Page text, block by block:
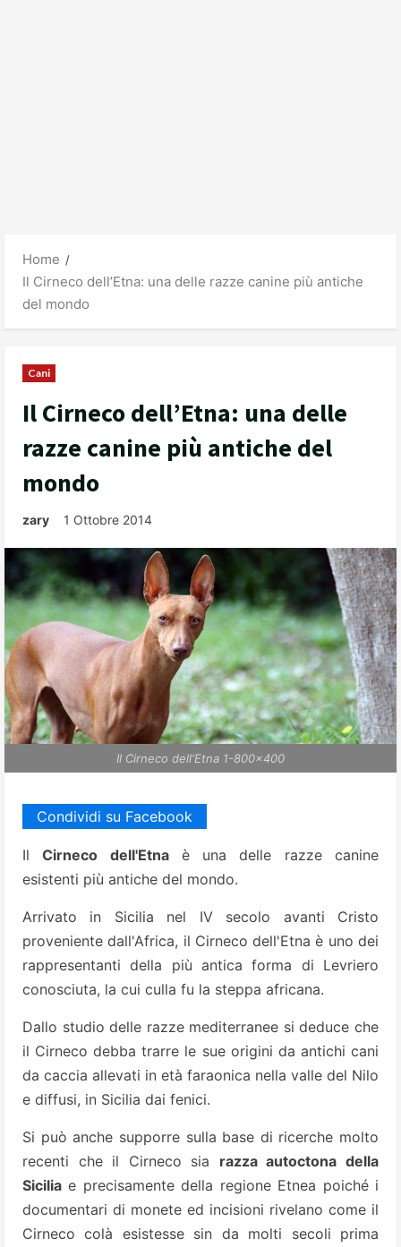
Home
Il Cirneco dell’Etna: una delle razze canine più antiche
del mondo
Cani
Il Cirneco dell’Etna: una delle
razze canine più antiche del
mondo
zary 1 Ottobre 2014
Il Cirneco dell'Etna 1-800x400
Condividi su Facebook
IlCirneco dell'Etnaè una delle razze canine
esistenti più antiche del mondo.
Arrivato in Sicilia nel IV secolo avanti Cristo
proveniente dall'Africa, il Cirneco dell'Etna è uno dei
rappresentanti della più antica forma di Levriero
conosciuta, la cui culla fu la steppa africana.
Dallo studio delle razze mediterranee si deduce che
il Cirneco debba trarre le sue origini da antichi cani
da caccia allevati in età faraonica nella valle del Nilo
e diffusi, in Sicilia dai fenici.
Si può anche supporre sulla base di ricerche molto
recenti che il Cirneco sia razza autoctona della
Sicilia e precisamente della regione Etnea poiché i
documentari di monete ed incisioni rivelano come il
Cirneco colà esistesse sin da molti secoli prima